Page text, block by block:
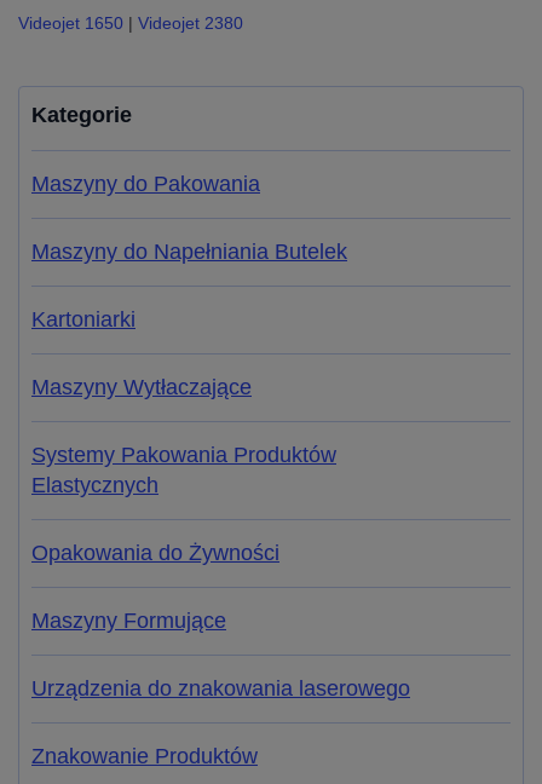
Videojet 1650 | Videojet 2380
Kategorie
Maszyny do Pakowania
Maszyny do Napełniania Butelek
Kartoniarki
Maszyny Wytłaczające
Systemy Pakowania Produktów
Elastycznych
Opakowania do Żywności
Maszyny Formujące
Urządzenia do znakowania laserowego
Znakowanie Produktów